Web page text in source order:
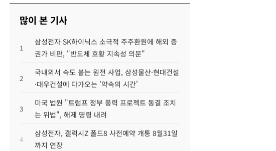
많이 본 기사
1
삼성전자 SK하이닉스 소극적 주주환원에 해외 증
권가 비판, "반도체 호황 지속성 의문"
2
국내외서 속도 붙는 원전 사업, 삼성물산·현대건설
·대우건설에 다가오는 '약속의 시간'
3
미국 법원 "트럼프 정부 풍력 프로젝트 동결 조치
는 위법", 해제 명령 내려
4
삼성전자, 갤럭시Z 폴드8 사전예약 개통 8월31일
까지 연장